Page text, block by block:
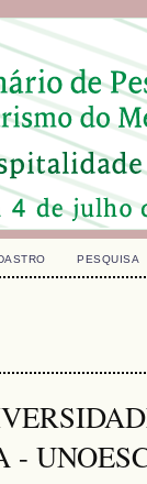
PESQUISA
-